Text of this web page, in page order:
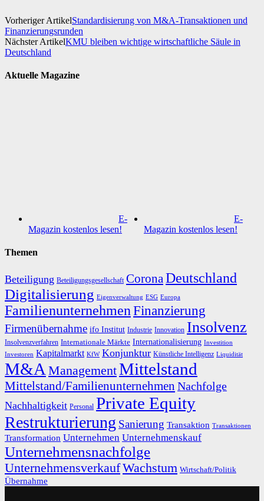
Vorheriger ArtikelStandardisierung von M&A-Transaktionen und
Finanzierungsrunden
Nächster ArtikelKMU bleiben wichtige wirtschaftliche Säule in
Deutschland
Aktuelle Magazine
E-
Magazin kostenlos lesen!
E-
Magazin kostenlos lesen!
Themen
Beteiligung Beteiligungsgesellschaft CoronaDeutschland
Digitalisierung Eigenverwaltung ESG Europa
Familienunternehmen Finanzierung
Firmenübernahme ifo Institut Industrie Innovation Insolvenz
Insolvenzverfahren Internationale Märkte Internationalisierung Investition
Investoren Kapitalmarkt KfW Konjunktur Künstliche Intelligenz Liquidität
M&A ManagementMittelstand
Mittelstand/Familienunternehmen Nachfolge
Nachhaltigkeit Personal Private Equity
Restrukturierung Sanierung Transaktion Transaktionen
Transformation Unternehmen Unternehmenskauf
Unternehmensnachfolge
UnternehmensverkaufWachstum Wirtschaft/Politik
Übernahme